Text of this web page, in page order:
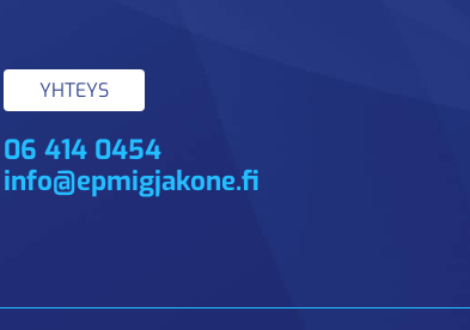
YHTEYS
06 414 0454
info@epmigjakone.fi